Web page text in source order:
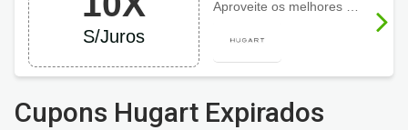
S/Juros
Cupons Hugart Expirados